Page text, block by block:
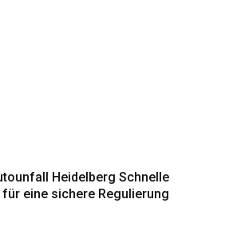
Heidelberg Schnelle
eine sichere Regulierung